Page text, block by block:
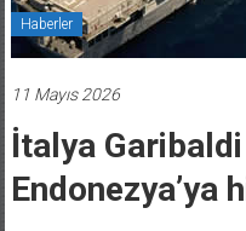
Haberler
11 Mayıs 2026
İtalya
Endonezya’ya